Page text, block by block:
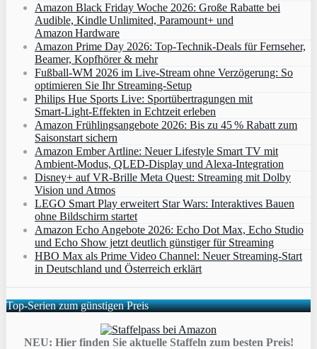
Amazon Black Friday Woche 2026: Große Rabatte bei
Audible, Kindle Unlimited, Paramount+ und
Amazon Hardware
Amazon Prime Day 2026: Top-Technik-Deals für Fernseher,
Beamer, Kopfhörer & mehr
Fußball-WM 2026 im Live-Stream ohne Verzögerung: So
optimieren Sie Ihr Streaming-Setup
Philips Hue Sports Live: Sportübertragungen mit
Smart‑Light‑Effekten in Echtzeit erleben
Amazon Frühlingsangebote 2026: Bis zu 45 % Rabatt zum
Saisonstart sichern
Amazon Ember Artline: Neuer Lifestyle Smart TV mit
Ambient‑Modus, QLED‑Display und Alexa‑Integration
Disney+ auf VR-Brille Meta Quest: Streaming mit Dolby
Vision und Atmos
LEGO Smart Play erweitert Star Wars: Interaktives Bauen
ohne Bildschirm startet
Amazon Echo Angebote 2026: Echo Dot Max, Echo Studio
und Echo Show jetzt deutlich günstiger für Streaming
HBO Max als Prime Video Channel: Neuer Streaming‑Start
in Deutschland und Österreich erklärt
Top-Serien zum günstigen Preis
NEU: Hier finden Sie aktuelle Staffeln zum besten Preis!